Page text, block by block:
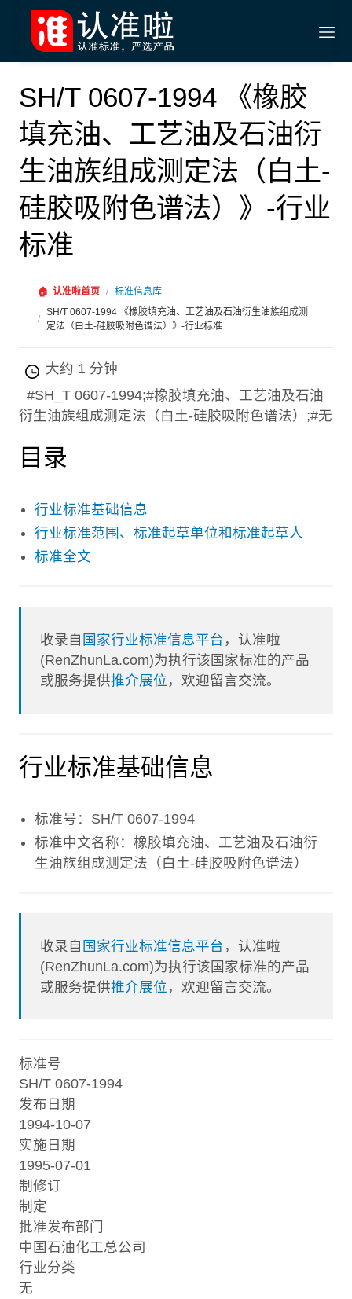
SH/T 0607-1994 《橡胶
填充油、工艺油及石油衍
生油族组成测定法（白土-
硅胶吸附色谱法）》-行业
标准
🏠 认准啦首页 / 标准信息库
/
SH/T 0607-1994 《橡胶填充油、工艺油及石油衍生油族组成测
定法（白土-硅胶吸附色谱法）》-行业标准
大约 1 分钟
#SH_T 0607-1994;#橡胶填充油、工艺油及石油
衍生油族组成测定法（白土-硅胶吸附色谱法）;#无
目录
行业标准基础信息
行业标准范围、标准起草单位和标准起草人
标准全文
收录自 国家行业标准信息平台 ，认准啦
(RenZhunLa.com)为执行该国家标准的产品
或服务提供推介展位 ，欢迎留言交流。
行业标准基础信息
标准号：SH/T 0607-1994
标准中文名称：橡胶填充油、工艺油及石油衍
生油族组成测定法（白土-硅胶吸附色谱法）
收录自 国家行业标准信息平台 ，认准啦
(RenZhunLa.com)为执行该国家标准的产品
或服务提供推介展位 ，欢迎留言交流。
标准号
SH/T 0607-1994
发布日期
1994-10-07
实施日期
1995-07-01
制修订
制定
批准发布部门
中国石油化工总公司
行业分类
无